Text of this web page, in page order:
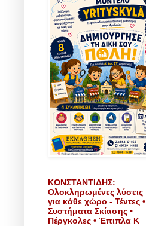
ΚΩΝΣΤΑΝΤΙΔΗΣ:
Ολοκληρωμένες λύσεις
για κάθε χώρο - Τέντες •
Συστήματα Σκίασης •
Πέργκολες • Έπιπλα Κ